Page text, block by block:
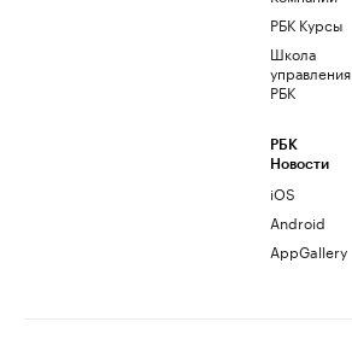
РБК Курсы
Школа
управления
РБК
РБК
Новости
iOS
Android
AppGallery